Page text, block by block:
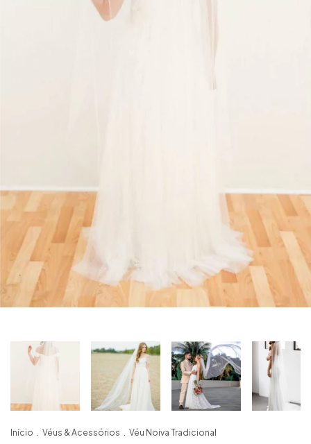
Início . Véus & Acessórios . Véu Noiva Tradicional